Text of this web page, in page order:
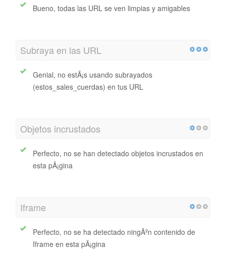
Bueno, todas las URL se ven limpias y amigables
Subraya en las URL
Genial, no estÃ¡s usando subrayados
(estos_sales_cuerdas) en tus URL
Objetos incrustados
Perfecto, no se han detectado objetos incrustados en
esta pÃ¡gina
Iframe
Perfecto, no se ha detectado ningÃºn contenido de
Iframe en esta pÃ¡gina